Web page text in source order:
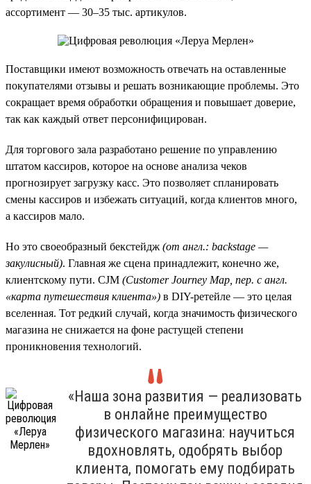
ассортимент — 30–35 тыс. артикулов.
Поставщики имеют возможность отвечать на оставленные
покупателями отзывы и решать возникающие проблемы. Это
сокращает время обработки обращения и повышает доверие,
так как каждый ответ персонифицирован.
Для торгового зала разработано решение по управлению
штатом кассиров, которое на основе анализа чеков
прогнозирует загрузку касс. Это позволяет спланировать
смены кассиров и избежать ситуаций, когда клиентов много,
а кассиров мало.
Но это своеобразный бекстейдж (от англ.: backstage —
закулисный). Главная же сцена принадлежит, конечно же,
клиентскому пути. CJM (Customer Journey Map, пер. с англ.
«карта путешествия клиента») в DIY-ретейле — это целая
вселенная. Тот редкий случай, когда значимость физического
магазина не снижается на фоне растущей степени
проникновения технологий.
«Наша зона развития — реализовать
в онлайне преимущество
физического магазина: научиться
вдохновлять, одобрять выбор
клиента, помогать ему подбирать